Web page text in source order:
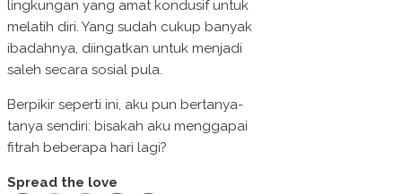
lingkungan yang amat kondusif untuk
melatih diri. Yang sudah cukup banyak
ibadahnya, diingatkan untuk menjadi
saleh secara sosial pula.
Berpikir seperti ini, aku pun bertanya-
tanya sendiri: bisakah aku menggapai
fitrah beberapa hari lagi?
Spread the love